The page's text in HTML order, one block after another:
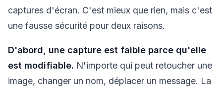
captures d'écran. C'est mieux que rien, mais c'est
une fausse sécurité pour deux raisons.
D'abord, une capture est faible parce qu'elle
est modifiable. N'importe qui peut retoucher une
image, changer un nom, déplacer un message. La